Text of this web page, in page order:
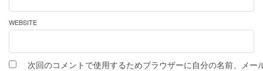
WEBSITE
次回のコメントで使用するためブラウザーに自分の名前、メー